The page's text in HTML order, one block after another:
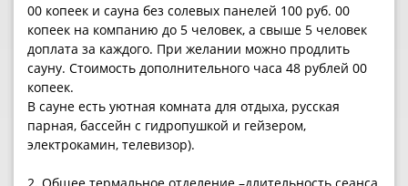
00 копеек и сауна без солевых панелей 100 руб. 00
копеек на компанию до 5 человек, а свыше 5 человек
доплата за каждого. При желании можно продлить
сауну. Стоимость дополнительного часа 48 рублей 00
копеек.
В сауне есть уютная комната для отдыха, русская
парная, бассейн с гидропушкой и гейзером,
электрокамин, телевизор).